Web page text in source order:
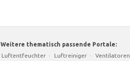
Weitere thematisch passende Portale:
Luftentfeuchter · Luftreiniger · Ventilatoren